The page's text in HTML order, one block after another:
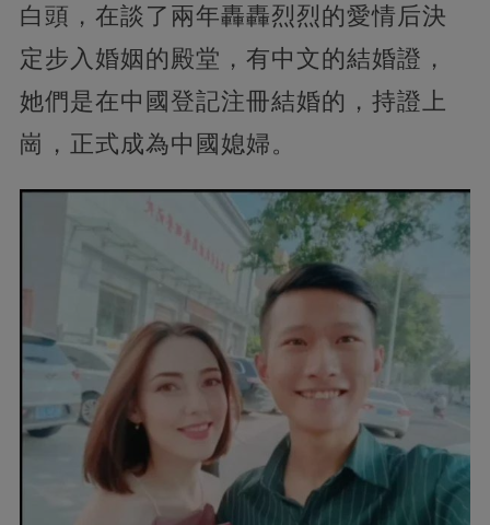
白頭，在談了兩年轟轟烈烈的愛情后決
定步入婚姻的殿堂，有中文的結婚證，
她們是在中國登記注冊結婚的，持證上
崗，正式成為中國媳婦。